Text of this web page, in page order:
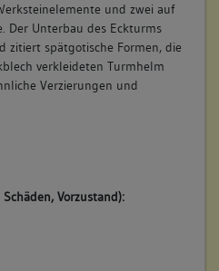
und zwei auf
Der Unterbau des Eckturms
zitiert spätgotische Formen, die
verkleideten Turmhelm
Verzierungen und
Vorzustand):